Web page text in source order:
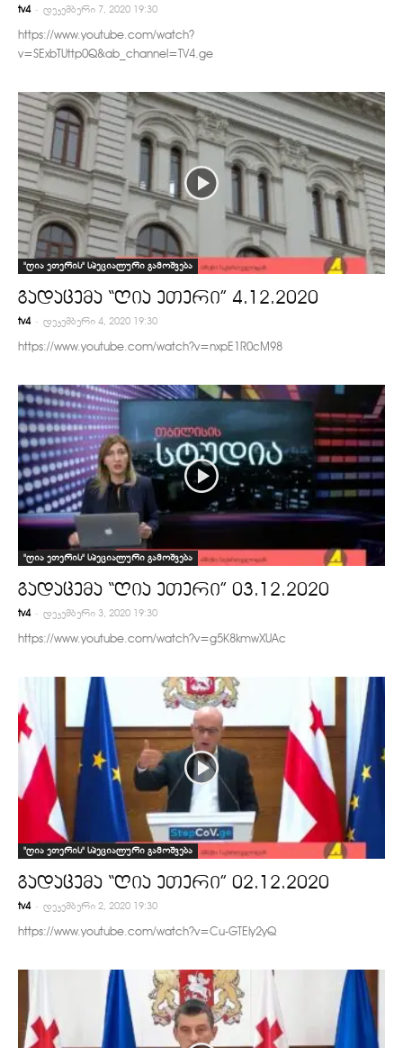
tv4 - დეკემბერი 7, 2020 19:30
https://www.youtube.com/watch?
v=SExbTUttp0Q&ab_channel=TV4.ge
"ღია ეთერის" სპეციალური გამოშვება
გადაცემა “ღია ეთერი” 4.12.2020
tv4 - დეკემბერი 4, 2020 19:30
https://www.youtube.com/watch?v=nxpE1R0cM98
"ღია ეთერის" სპეციალური გამოშვება
გადაცემა “ღია ეთერი” 03.12.2020
tv4 - დეკემბერი 3, 2020 19:30
https://www.youtube.com/watch?v=g5K8kmwXUAc
"ღია ეთერის" სპეციალური გამოშვება
გადაცემა “ღია ეთერი” 02.12.2020
tv4 - დეკემბერი 2, 2020 19:30
https://www.youtube.com/watch?v=Cu-GTEly2yQ